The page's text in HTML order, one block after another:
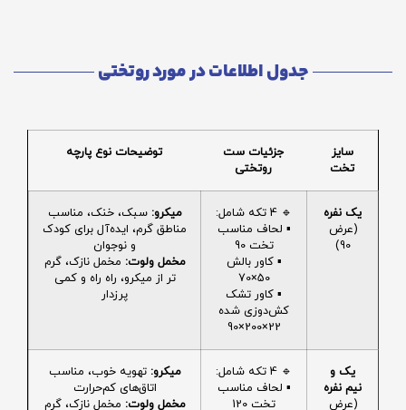
جدول اطلاعات در مورد روتختی
سایز
تخت
جزئیات ست
روتختی
توضیحات نوع پارچه
یک نفره
(عرض
90)
🔹 4 تکه شامل:
▪️ لحاف مناسب
تخت 90
▪️ کاور بالش
50×70
▪️ کاور تشک
کش‌دوزی شده
22×200×90
میکرو: سبک، خنک، مناسب
مناطق گرم، ایده‌آل برای کودک
و نوجوان
مخمل ولوت: مخمل نازک، گرم
تر از میکرو، راه راه و کمی
پرزدار
یک و
نیم نفره
(عرض
🔹 4 تکه شامل:
▪️ لحاف مناسب
تخت 120
میکرو: تهویه خوب، مناسب
اتاق‌های کم‌حرارت
مخمل ولوت: مخمل نازک، گرم